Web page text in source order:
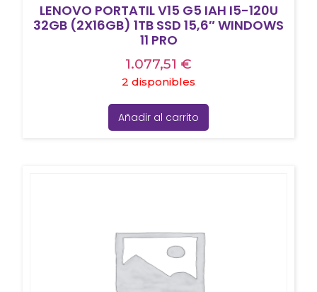
LENOVO PORTATIL V15 G5 IAH I5-120U
32GB (2X16GB) 1TB SSD 15,6″ WINDOWS
11 PRO
1.077,51 €
2 disponibles
Añadir al carrito